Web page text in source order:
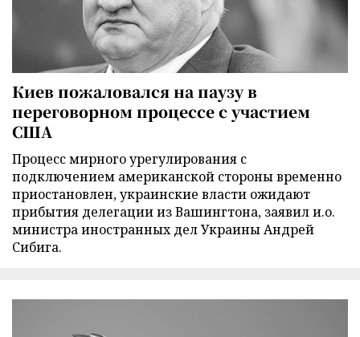
Киев пожаловался на паузу в
переговорном процессе с участием
США
Процесс мирного урегулирования с
подключением американской стороны временно
приостановлен, украинские власти ожидают
прибытия делегации из Вашингтона, заявил и.о.
министра иностранных дел Украины Андрей
Сибига.